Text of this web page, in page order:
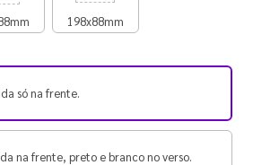
198x88mm
só na frente.
na frente, preto e branco no verso.